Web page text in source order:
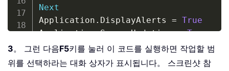
Next
Application . DisplayAlerts = True
Application.ScreenUpdating = True
End Sub
3。 그런 다음F5키를 눌러 이 코드를 실행하면 작업할 범
위를 선택하라는 대화 상자가 표시됩니다。 스크린샷 참